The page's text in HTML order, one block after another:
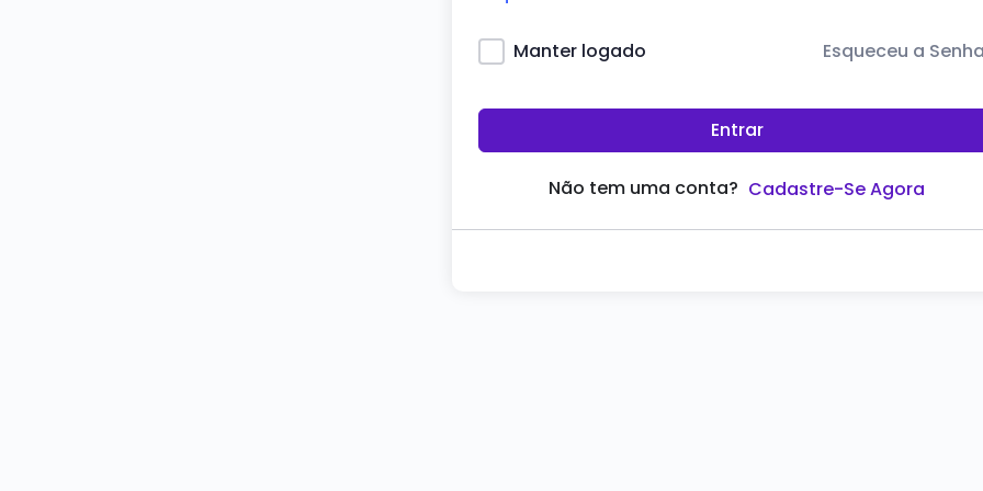
Manter logado Esqueceu a
Entrar
Não tem uma conta? Cadastre-Se Agora